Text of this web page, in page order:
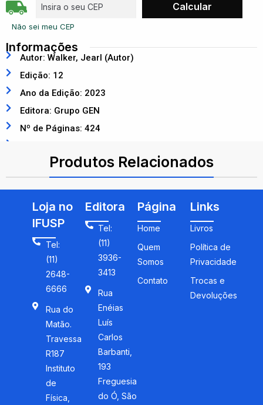
Não sei meu CEP
Informações
Autor: Walker, Jearl (Autor)
Edição: 12
Ano da Edição: 2023
Editora: Grupo GEN
Nº de Páginas: 424
Produtos Relacionados
Loja no
IFUSP
Tel:
(11)
2648-
6666
Rua do
Matão.
Travessa
R187
Instituto
de
Física,
Editora
Tel:
(11)
3936-
3413
Rua
Enéias
Luís
Carlos
Barbanti,
193
Freguesia
do Ó, São
Página
Home
Quem
Somos
Contato
Links
Livros
Política de
Privacidade
Trocas e
Devoluções